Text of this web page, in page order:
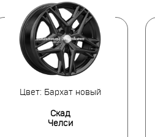
Цвет: Бархат новый
Скад
Челси